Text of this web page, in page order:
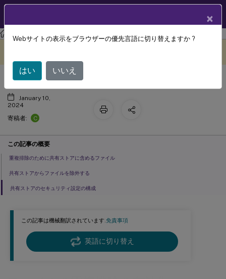
Profile Management Profile Management 2303
この記事は機械翻訳されています.免責事項
英語に切り替え
ファイルの重複排除の有効化
January 10,
2024
寄稿者:
C
この記事の概要
重複排除のために共有ストアに含めるファイル
共有ストアからファイルを除外する
共有ストアのセキュリティ設定の構成
×
Webサイトの表示をブラウザーの優先言語に切り替えますか ?
はい いいえ